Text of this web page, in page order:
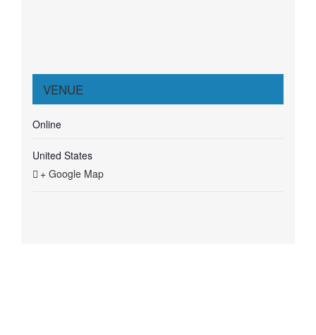
VENUE
Online
United States
+ Google Map